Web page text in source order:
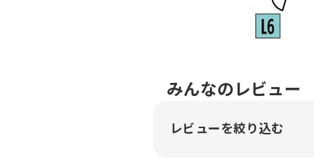
みんなのレビュー
レビューを絞り込む